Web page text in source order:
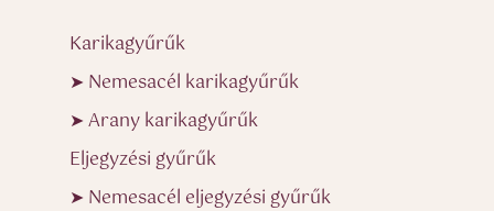
Karikagyűrűk
➤ Nemesacél karikagyűrűk
➤ Arany karikagyűrűk
Eljegyzési gyűrűk
➤ Nemesacél eljegyzési gyűrűk